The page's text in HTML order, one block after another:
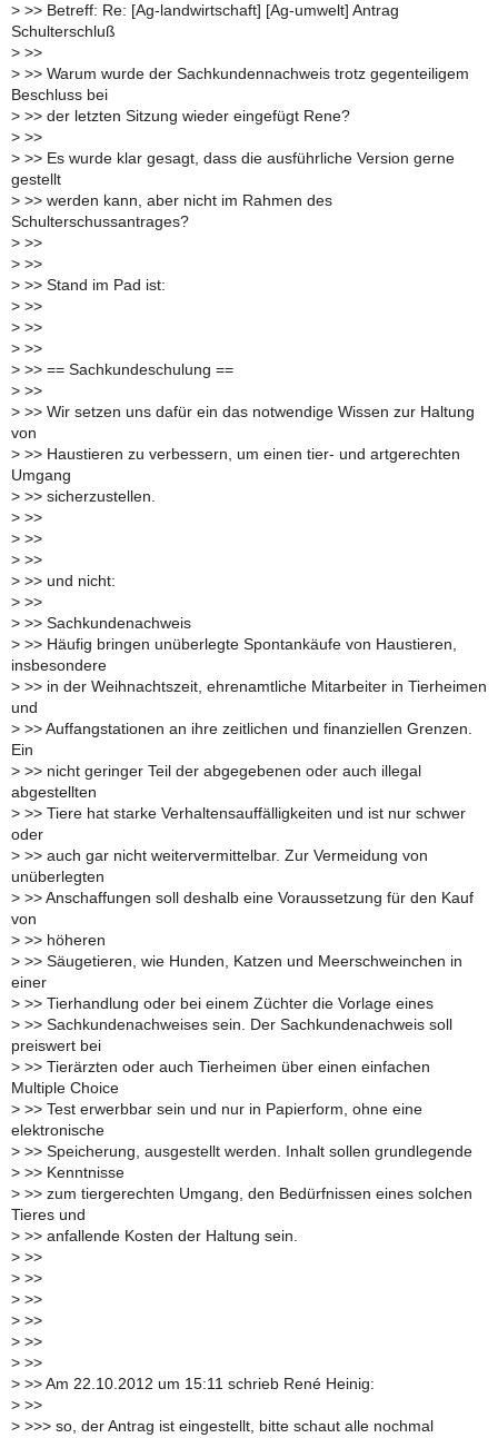
> >> Betreff: Re: [Ag-landwirtschaft] [Ag-umwelt] Antrag
Schulterschluß
> >>
> >> Warum wurde der Sachkundennachweis trotz gegenteiligem
Beschluss bei
> >> der letzten Sitzung wieder eingefügt Rene?
> >>
> >> Es wurde klar gesagt, dass die ausführliche Version gerne
gestellt
> >> werden kann, aber nicht im Rahmen des
Schulterschussantrages?
> >>
> >>
> >> Stand im Pad ist:
> >>
> >>
> >>
> >> == Sachkundeschulung ==
> >>
> >> Wir setzen uns dafür ein das notwendige Wissen zur Haltung
von
> >> Haustieren zu verbessern, um einen tier- und artgerechten
Umgang
> >> sicherzustellen.
> >>
> >>
> >>
> >> und nicht:
> >>
> >> Sachkundenachweis
> >> Häufig bringen unüberlegte Spontankäufe von Haustieren,
insbesondere
> >> in der Weihnachtszeit, ehrenamtliche Mitarbeiter in Tierheimen
und
> >> Auffangstationen an ihre zeitlichen und finanziellen Grenzen.
Ein
> >> nicht geringer Teil der abgegebenen oder auch illegal
abgestellten
> >> Tiere hat starke Verhaltensauffälligkeiten und ist nur schwer
oder
> >> auch gar nicht weitervermittelbar. Zur Vermeidung von
unüberlegten
> >> Anschaffungen soll deshalb eine Voraussetzung für den Kauf
von
> >> höheren
> >> Säugetieren, wie Hunden, Katzen und Meerschweinchen in
einer
> >> Tierhandlung oder bei einem Züchter die Vorlage eines
> >> Sachkundenachweises sein. Der Sachkundenachweis soll
preiswert bei
> >> Tierärzten oder auch Tierheimen über einen einfachen
Multiple Choice
> >> Test erwerbbar sein und nur in Papierform, ohne eine
elektronische
> >> Speicherung, ausgestellt werden. Inhalt sollen grundlegende
> >> Kenntnisse
> >> zum tiergerechten Umgang, den Bedürfnissen eines solchen
Tieres und
> >> anfallende Kosten der Haltung sein.
> >>
> >>
> >>
> >>
> >>
> >>
> >> Am 22.10.2012 um 15:11 schrieb René Heinig:
> >>
> >>> so, der Antrag ist eingestellt, bitte schaut alle nochmal